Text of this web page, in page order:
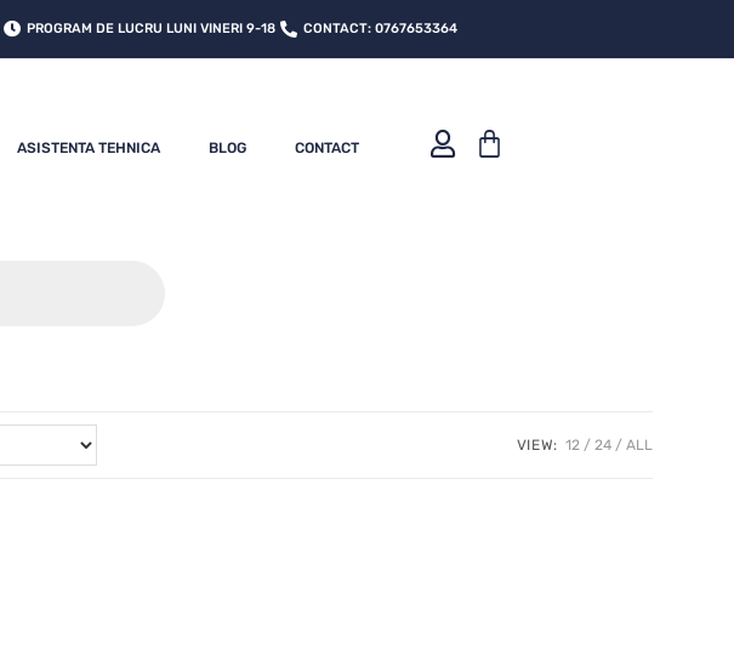
PROGRAM DE LUCRU LUNI VINERI 9-18 CONTACT: 0767653364
ASISTENTA TEHNICA BLOG CONTACT
VIEW: 12 24 ALL